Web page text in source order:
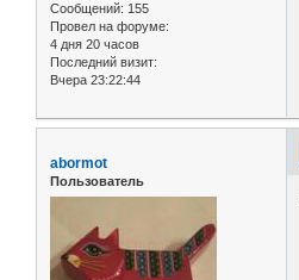
Сообщений: 155
Провел на форуме:
4 дня 20 часов
Последний визит:
Вчера 23:22:44
abormot
Пользователь